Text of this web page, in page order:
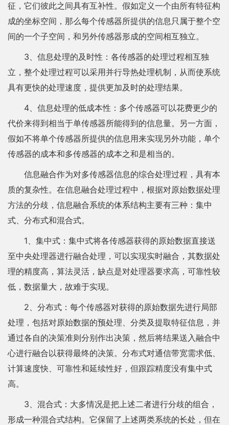
征，它们彼此之间具有互补性。假如定义一个由所有特征构
成的坐标空间，那么每个传感器所提供的信息只属于整个空
间的一个子空间，和另外传感器形成的空间相互独立。
3、信息处理的及时性：各传感器的处理过程相互独
立，整个处理过程可以采用并行导热处理机制，从而使系统
具有更快的处理速度，提供更加及时的处理结果。
4、信息处理的低成本性：多个传感器可以花费更少的
代价来得到相当于单传感器所能得到的信息量。另一方面，
假如不将单个传感器所提供的信息用来实现另外功能，单个
传感器的成本和多传感器的成本之和是相当的。
信息融合作为对多传感器信息的综合处理过程，具有本
质的复杂性。在信息融合处理过程中，根据对原始数据处理
方法的分歧，信息融合系统的体系结构主要有三种：集中
式、分布式和混合式。
1、集中式：集中式将各传感器获得的原始数据直接送
至中央处理器进行融合处理，可以实现实时融合，其数据处
理的精度高，算法灵活，缺点是对处理器要求高，可靠性较
低，数据量大，故难于实现。
2、分布式：每个传感器对获得的原始数据先进行局部
处理，包括对原始数据的预处理、分类及提取特征信息，并
通过各自的决策准则分别作出决策，然后将结果送入融合中
心进行融合以获得最终的决策。分布式对通信带宽需求低、
计算速度快、可靠性和延续性好，但跟踪精度没有集中式
高。
3、混合式：大多情况是把上述二者进行分歧的组合，
形成一种混合式结构。它保留了上述两类系统的长处，但在